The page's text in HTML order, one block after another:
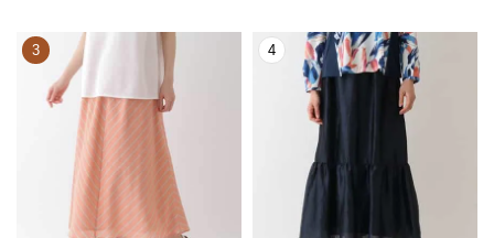
3 4